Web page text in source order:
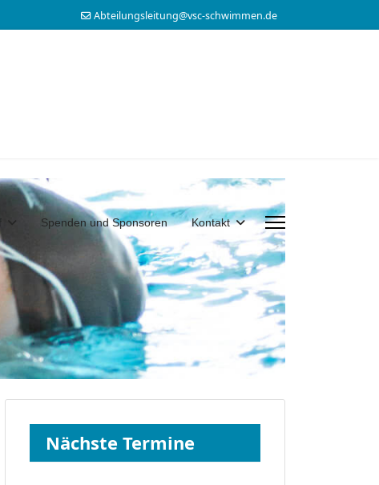
Abteilungsleitung@vsc-schwimmen.de
Spenden und Sponsoren Kontakt
Nächste Termine